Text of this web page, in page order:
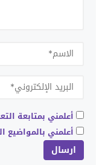
أعلمني بمتابعة
أعلمني بالمواضيع